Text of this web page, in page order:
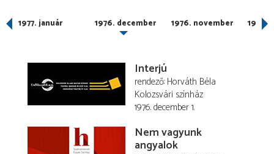
1977. január 1976. december 1976. november 1976.
Interjú
rendező Horváth Béla
Kolozsvári színház
1976. december 1.
Nem vagyunk
angyalok